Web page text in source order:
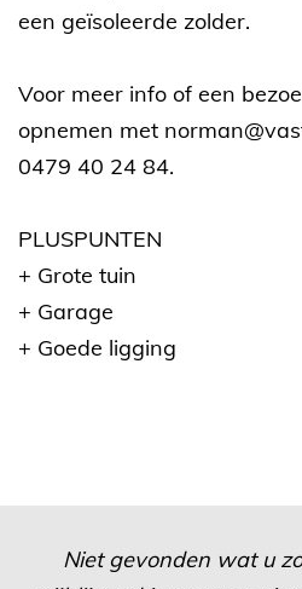
een geïsoleerde zolder.
Voor meer info of een
opnemen met
0479 40 24 84.
PLUSPUNTEN
+ Grote tuin
+ Garage
+ Goede ligging
Niet gevonden wat u